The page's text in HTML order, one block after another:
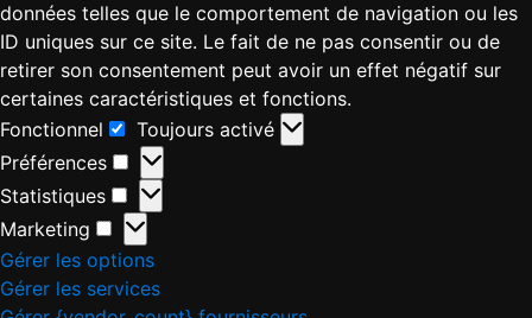
données telles que le comportement de navigation ou les
ID uniques sur ce site. Le fait de ne pas consentir ou de
retirer son consentement peut avoir un effet négatif sur
certaines caractéristiques et fonctions.
Fonctionnel
Toujours activé
Préférences
Statistiques
Marketing
Gérer les options
Gérer les services